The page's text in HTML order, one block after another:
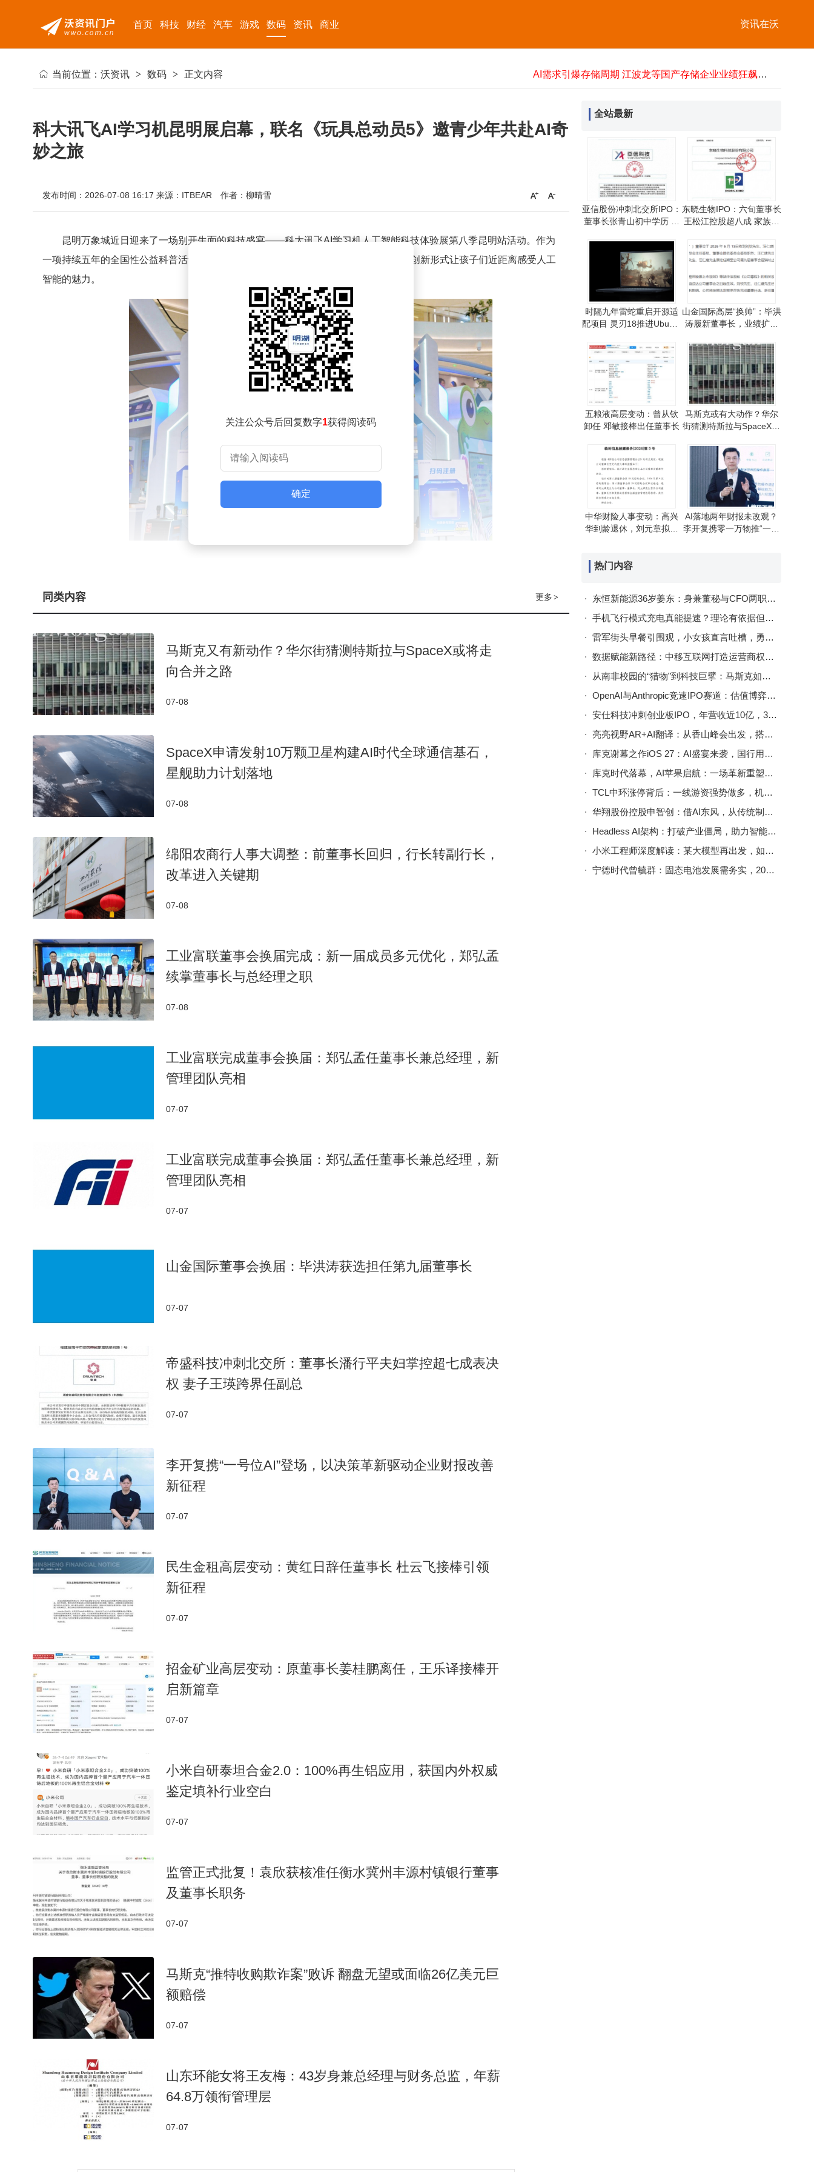
资讯在沃
首页 科技 财经 汽车 游戏 数码 资讯 商业
法国超大件服务：专业化流程助力非标货物畅通物流“最后一公里”
亚信股份拟北交所上市：董事长张青山初中学历 总经理邓磊有自由职业经历
智谱限售股解禁股价逆势上扬 资本力挺与估值重构助力突破困境
中国康富、国电投携手在津成立新能源投资合伙企业 出资达约14.2亿
当前位置： 沃资讯 > 数码 > 正文内容
科大讯飞AI学习机昆明展启幕，联名《玩具总动员5》邀青少年共赴AI奇
妙之旅
发布时间：2026-07-08 16:17 来源：ITBEAR 作者：柳晴雪
昆明万象城近日迎来了一场别开生面的科技盛宴——科大讯飞AI学习机人工智能科技体验展第八季昆明站活动。作为
一项持续五年的全国性公益科普活动，本次展览在暑期面向全国青少年免费开放，通过创新形式让孩子们近距离感受人工
智能的魅力。
动手操作中理解人工智能原理。这种"玩中学"的模式打破了传统科普的单向输出方式，让科技知识变得生动可感。
展区设置涵盖AI编程、智能绘画、虚拟对战等多个领域。孩子们可以在AI对弈中体验算法博弈的精妙，通过智能作画
感受大模型的创造力，还能在编程体验区探索代码与智能的奇妙关联。每个展区都根据青少年认知特点设计互动环节，将
抽象的AI概念转化为可触摸、可参与的实践项目，有效激发了孩子们对科技创新的兴趣。
作为教育科技领域的领军企业，科大讯飞在人工智能领域已有二十余年技术积累。其核心教育大模型以全栈自主可控
方案，基于"最近发展区"理论规划个性化学习路径，显著降低个性化教育成本。
容与公立学校教学场景高度契合，相关实践已覆盖32个省级行政区的5万余所学校。该产品连续五年占据全国高端学习机
市场销量和销售额双首位，用户净推荐值（NPS）位居行业榜首。
关注公众号后回复数字1获得阅读码
确定
更多 >
同类内容
马斯克又有新动作？华尔街猜测特斯拉与SpaceX或将走
向合并之路
07-08
SpaceX申请发射10万颗卫星构建AI时代全球通信基石，
星舰助力计划落地
07-08
绵阳农商行人事大调整：前董事长回归，行长转副行长，
改革进入关键期
07-08
工业富联董事会换届完成：新一届成员多元优化，郑弘孟
续掌董事长与总经理之职
07-08
工业富联完成董事会换届：郑弘孟任董事长兼总经理，新
管理团队亮相
07-07
工业富联完成董事会换届：郑弘孟任董事长兼总经理，新
管理团队亮相
07-07
山金国际董事会换届：毕洪涛获选担任第九届董事长
07-07
帝盛科技冲刺北交所：董事长潘行平夫妇掌控超七成表决
权 妻子王瑛跨界任副总
07-07
李开复携“一号位AI”登场，以决策革新驱动企业财报改善
新征程
07-07
民生金租高层变动：黄红日辞任董事长 杜云飞接棒引领
新征程
07-07
招金矿业高层变动：原董事长姜桂鹏离任，王乐译接棒开
启新篇章
07-07
小米自研泰坦合金2.0：100%再生铝应用，获国内外权威
鉴定填补行业空白
07-07
监管正式批复！袁欣获核准任衡水冀州丰源村镇银行董事
及董事长职务
07-07
马斯克“推特收购欺诈案”败诉 翻盘无望或面临26亿美元巨
额赔偿
07-07
山东环能女将王友梅：43岁身兼总经理与财务总监，年薪
64.8万领衔管理层
07-07
全站最新
亚信股份冲刺北交所IPO：
董事长张青山初中学历 总
东晓生物IPO：六旬董事长
王松江控股超八成 家族成
时隔九年雷蛇重启开源适
配项目 灵刃18推进Ubuntu
步
山金国际高层“换帅”：毕洪
涛履新董事长，业绩扩张
五粮液高层变动：曾从钦
卸任 邓敏接棒出任董事长
马斯克或有大动作？华尔
街猜测特斯拉与SpaceX将
中华财险人事变动：高兴
华到龄退休，刘元章拟接
AI落地两年财报未改观？
李开复携零一万物推“一号
热门内容
东恒新能源36岁姜东：身兼董秘与CFO两职 年薪83万超董事长
手机飞行模式充电真能提速？理论有依据但效果有限，别被误导了
雷军街头早餐引围观，小女孩直言吐槽，勇气与独立思维值得点赞
数据赋能新路径：中移互联网打造运营商权益电商智慧运营新生态
从南非校园的“猎物”到科技巨擘：马斯克如何用底层逻辑铸就万亿传奇？
OpenAI与Anthropic竞速IPO赛道：估值博弈下，AI巨头开启新角逐
安仕科技冲刺创业板IPO，年营收近10亿，38岁实控人赵振超年薪175万
亮亮视野AR+AI翻译：从香山峰会出发，搭建国际文旅交流新桥梁
库克谢幕之作iOS 27：AI盛宴来袭，国行用户却只能“望梅止渴”？
库克时代落幕，AI苹果启航：一场革新重塑高端智能生态新未来
TCL中环涨停背后：一线游资强势做多，机构北向资金多空激战正酣
华翔股份控股申智创：借AI东风，从传统制造迈向智能生态新征程
Headless AI架构：打破产业僵局，助力智能硬件品牌夺回技术主权与市场主动
小米工程师深度解读：某大模型再出发，如何跨越成本与同质化双重难关？
宁德时代曾毓群：固态电池发展需务实，2030年前百万级装车难度大